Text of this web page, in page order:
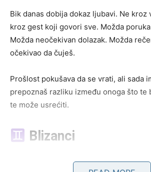
Bik danas dobija dokaz ljubavi. Ne kroz
kroz gest koji govori sve. Možda
Možda neočekivan dolazak. Možda
očekivao da čuješ.
Prošlost pokušava da se vrati, ali sada
prepoznaš razliku između onoga što te
te može usrećiti.
Blizanci
Blizanci danas otkrivaju tajnu. Neko